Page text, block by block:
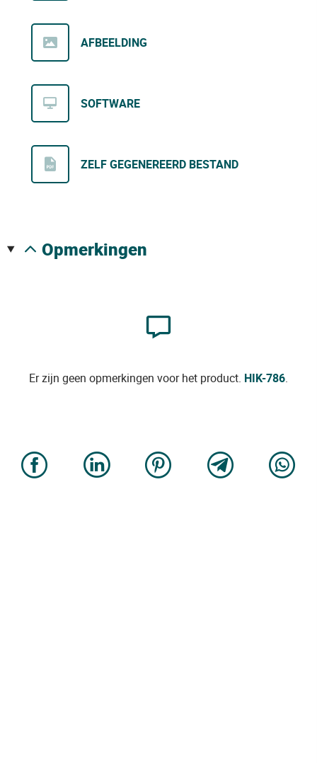
AFBEELDING
SOFTWARE
ZELF GEGENEREERD BESTAND
opmerkingen
Er zijn geen opmerkingen voor het product. HIK-786.